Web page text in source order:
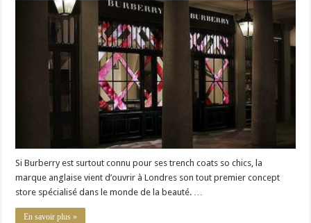
Box
Burberry:
le
concept-
store
beauté
made
in
London
Si Burberry est surtout connu pour ses trench coats so chics, la
marque anglaise vient d’ouvrir à Londres son tout premier concept
store spécialisé dans le monde de la beauté. …
En savoir plus »